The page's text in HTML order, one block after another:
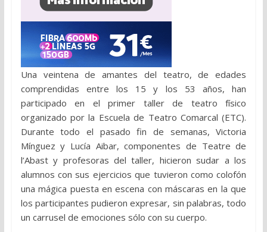
Una veintena de amantes del teatro, de edades
comprendidas entre los 15 y los 53 años, han
participado en el primer taller de teatro físico
organizado por la Escuela de Teatro Comarcal (ETC).
Durante todo el pasado fin de semanas, Victoria
Mínguez y Lucía Aibar, componentes de Teatre de
l’Abast y profesoras del taller, hicieron sudar a los
alumnos con sus ejercicios que tuvieron como colofón
una mágica puesta en escena con máscaras en la que
los participantes pudieron expresar, sin palabras, todo
un carrusel de emociones sólo con su cuerpo.